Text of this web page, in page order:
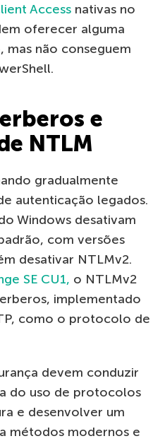
Access nativas no
oferecer alguma
mas não conseguem
e
NTLM
gradualmente
autenticação legados.
Windows desativam
com versões
desativar NTLMv2.
SE CU1, o NTLMv2
implementado
como o protocolo de
devem conduzir
do uso de protocolos
e desenvolver um
métodos modernos e